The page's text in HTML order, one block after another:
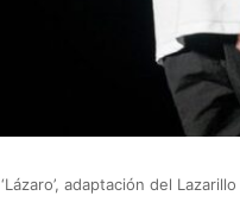
‘Lázaro’, adaptación del